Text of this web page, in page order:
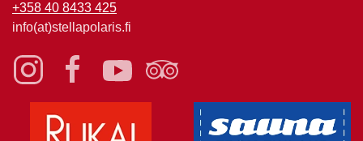
+358 40 8433 425
info(at)stellapolaris.fi